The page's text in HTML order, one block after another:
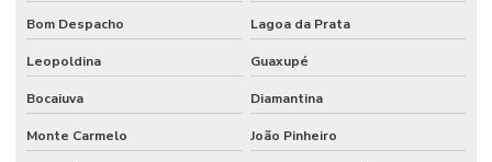
Junta Cardan Em Minas Gerais
Junta Universal
Lâmina Para Terraplanagem
Lâminas Para Nivelamento De Terrenos Em Minas Gerais
Bom Despacho Lagoa da Prata
Leopoldina Guaxupé
Bocaiuva Diamantina
Monte Carmelo João Pinheiro